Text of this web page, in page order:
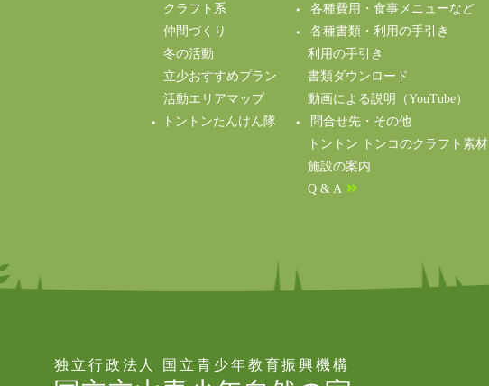
クラフト系
仲間づくり
冬の活動
立少おすすめプラン
活動エリアマップ
トントンたんけん隊
各種費用・食事メニューなど
各種書類・利用の手引き
利用の手引き
書類ダウンロード
動画による説明（YouTube）
問合せ先・その他
トントン トンコのクラフト素材
施設の案内
Q & A
独立行政法人 国立青少年教育振興機構